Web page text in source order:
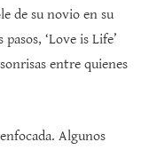
de su novio en su
‘Love is Life’
entre quienes
Algunos